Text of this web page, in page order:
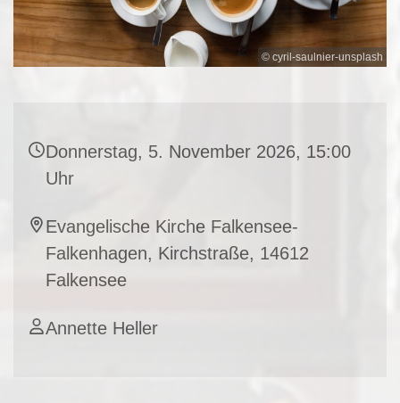
© cyril-saulnier-unsplash
Donnerstag, 5. November 2026, 15:00
Uhr
Evangelische Kirche Falkensee-
Falkenhagen, Kirchstraße, 14612
Falkensee
Annette Heller